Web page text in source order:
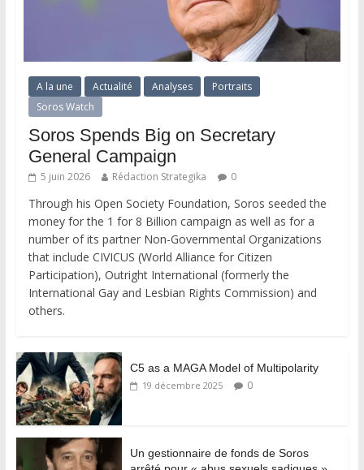
A la une Actualité Analyses
Portraits
Soros Watch
Soros Spends Big on Secretary
General Campaign
5 juin 2026 Rédaction Strategika 0
Through his Open Society Foundation, Soros seeded the
money for the 1 for 8 Billion campaign as well as for a
number of its partner Non-Governmental Organizations
that include CIVICUS (World Alliance for Citizen
Participation), Outright International (formerly the
International Gay and Lesbian Rights Commission) and
others.
C5 as a MAGA Model of Multipolarity
19 décembre 2025 0
Un gestionnaire de fonds de Soros